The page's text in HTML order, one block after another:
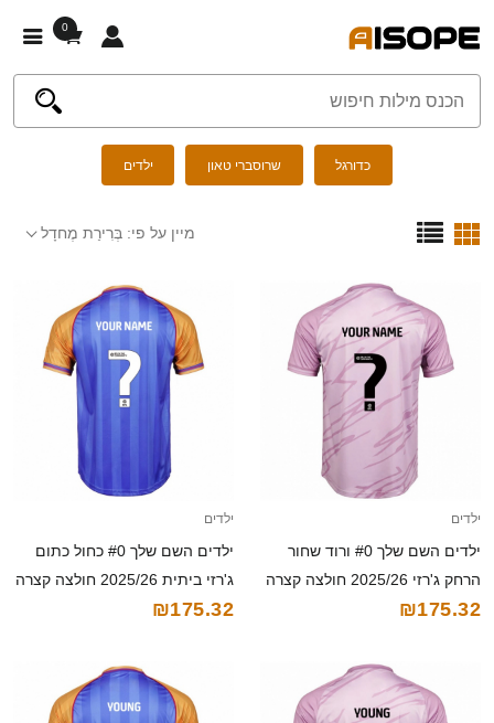
0
כדורגל שרוסברי טאון ילדים
מיין על פי: בְּרִירַת מֶחדָל
ילדים
ילדים השם שלך #0 ורוד שחור
הרחק ג'רזי 2025/26 חולצה קצרה
₪175.32
ילדים
ילדים השם שלך #0 כחול כתום
ג'רזי ביתית 2025/26 חולצה קצרה
₪175.32